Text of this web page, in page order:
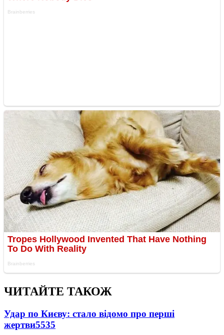
ЧИТАЙТЕ ТАКОЖ
Удар по Києву: стало відомо про перші
жертви5535